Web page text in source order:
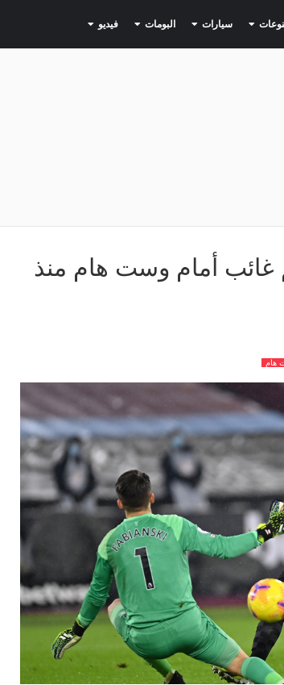
(current) سيارات (current) البومات (current) فيديو (current)
غائب أمام وست هام منذ
هام